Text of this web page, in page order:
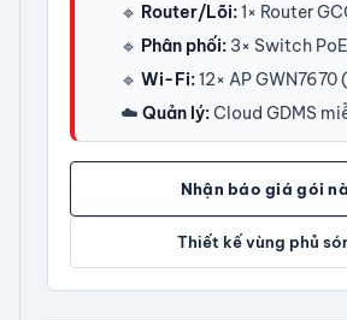
🔹 Router/Lõi:1× Router
🔹 Phân phối: 3× Switch
🔹 Wi-Fi:12× AP
☁️ Quản lý:Cloud GDMS
Nhận báo giá gói
Thiết kế vùng phủ